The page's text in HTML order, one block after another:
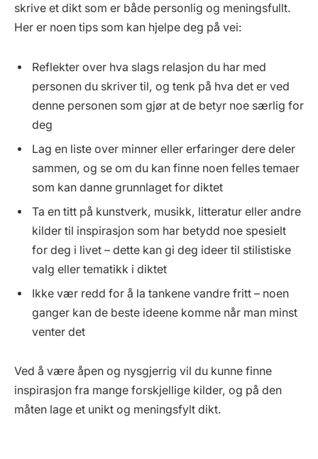
skrive et dikt som er både personlig og meningsfullt.
Her er noen tips som kan hjelpe deg på vei:
Reflekter over hva slags relasjon du har med
personen du skriver til, og tenk på hva det er ved
denne personen som gjør at de betyr noe særlig for
deg
Lag en liste over minner eller erfaringer dere deler
sammen, og se om du kan finne noen felles temaer
som kan danne grunnlaget for diktet
Ta en titt på kunstverk, musikk, litteratur eller andre
kilder til inspirasjon som har betydd noe spesielt
for deg i livet – dette kan gi deg ideer til stilistiske
valg eller tematikk i diktet
Ikke vær redd for å la tankene vandre fritt – noen
ganger kan de beste ideene komme når man minst
venter det
Ved å være åpen og nysgjerrig vil du kunne finne
inspirasjon fra mange forskjellige kilder, og på den
måten lage et unikt og meningsfylt dikt.